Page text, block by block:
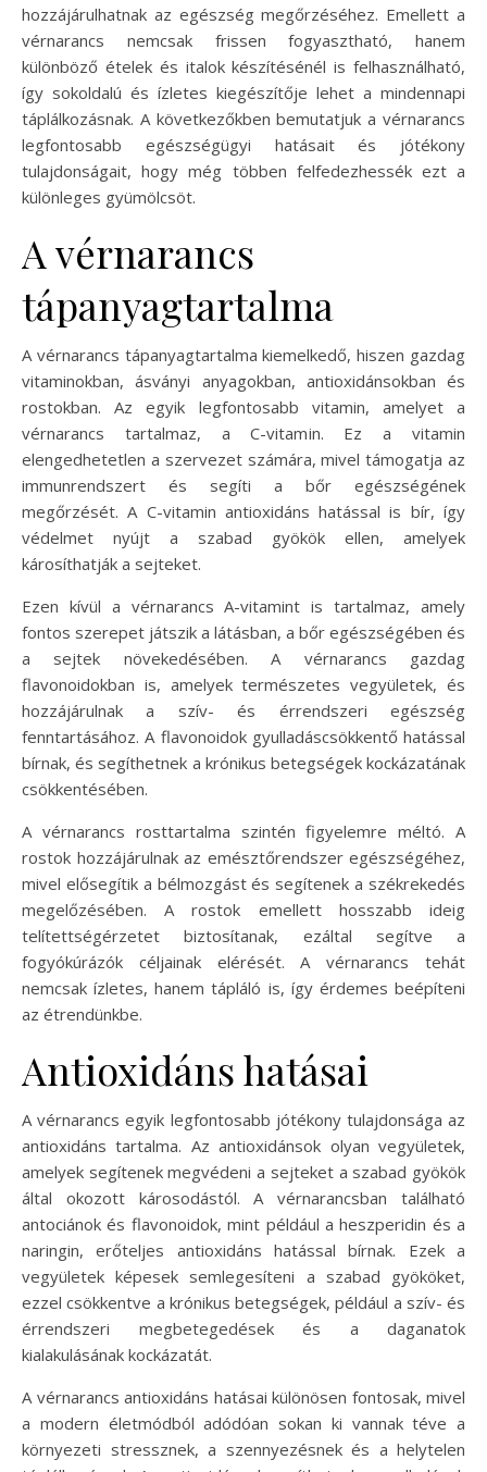
hozzájárulhatnak az egészség megőrzéséhez. Emellett a
vérnarancs nemcsak frissen fogyasztható, hanem
különböző ételek és italok készítésénél is felhasználható,
így sokoldalú és ízletes kiegészítője lehet a mindennapi
táplálkozásnak. A következőkben bemutatjuk a vérnarancs
legfontosabb egészségügyi hatásait és jótékony
tulajdonságait, hogy még többen felfedezhessék ezt a
különleges gyümölcsöt.
A vérnarancs
tápanyagtartalma
A vérnarancs tápanyagtartalma kiemelkedő, hiszen gazdag
vitaminokban, ásványi anyagokban, antioxidánsokban és
rostokban. Az egyik legfontosabb vitamin, amelyet a
vérnarancs tartalmaz, a C-vitamin. Ez a vitamin
elengedhetetlen a szervezet számára, mivel támogatja az
immunrendszert és segíti a bőr egészségének
megőrzését. A C-vitamin antioxidáns hatással is bír, így
védelmet nyújt a szabad gyökök ellen, amelyek
károsíthatják a sejteket.
Ezen kívül a vérnarancs A-vitamint is tartalmaz, amely
fontos szerepet játszik a látásban, a bőr egészségében és
a sejtek növekedésében. A vérnarancs gazdag
flavonoidokban is, amelyek természetes vegyületek, és
hozzájárulnak a szív- és érrendszeri egészség
fenntartásához. A flavonoidok gyulladáscsökkentő hatással
bírnak, és segíthetnek a krónikus betegségek kockázatának
csökkentésében.
A vérnarancs rosttartalma szintén figyelemre méltó. A
rostok hozzájárulnak az emésztőrendszer egészségéhez,
mivel elősegítik a bélmozgást és segítenek a székrekedés
megelőzésében. A rostok emellett hosszabb ideig
telítettségérzetet biztosítanak, ezáltal segítve a
fogyókúrázók céljainak elérését. A vérnarancs tehát
nemcsak ízletes, hanem tápláló is, így érdemes beépíteni
az étrendünkbe.
Antioxidáns hatásai
A vérnarancs egyik legfontosabb jótékony tulajdonsága az
antioxidáns tartalma. Az antioxidánsok olyan vegyületek,
amelyek segítenek megvédeni a sejteket a szabad gyökök
által okozott károsodástól. A vérnarancsban található
antociánok és flavonoidok, mint például a heszperidin és a
naringin, erőteljes antioxidáns hatással bírnak. Ezek a
vegyületek képesek semlegesíteni a szabad gyököket,
ezzel csökkentve a krónikus betegségek, például a szív- és
érrendszeri megbetegedések és a daganatok
kialakulásának kockázatát.
A vérnarancs antioxidáns hatásai különösen fontosak, mivel
a modern életmódból adódóan sokan ki vannak téve a
környezeti stressznek, a szennyezésnek és a helytelen